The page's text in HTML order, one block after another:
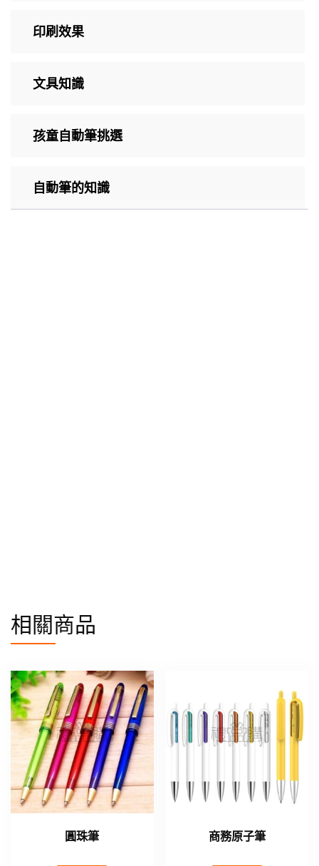
印刷效果
文具知識
孩童自動筆挑選
自動筆的知識
相關商品
圓珠筆 商務原子筆